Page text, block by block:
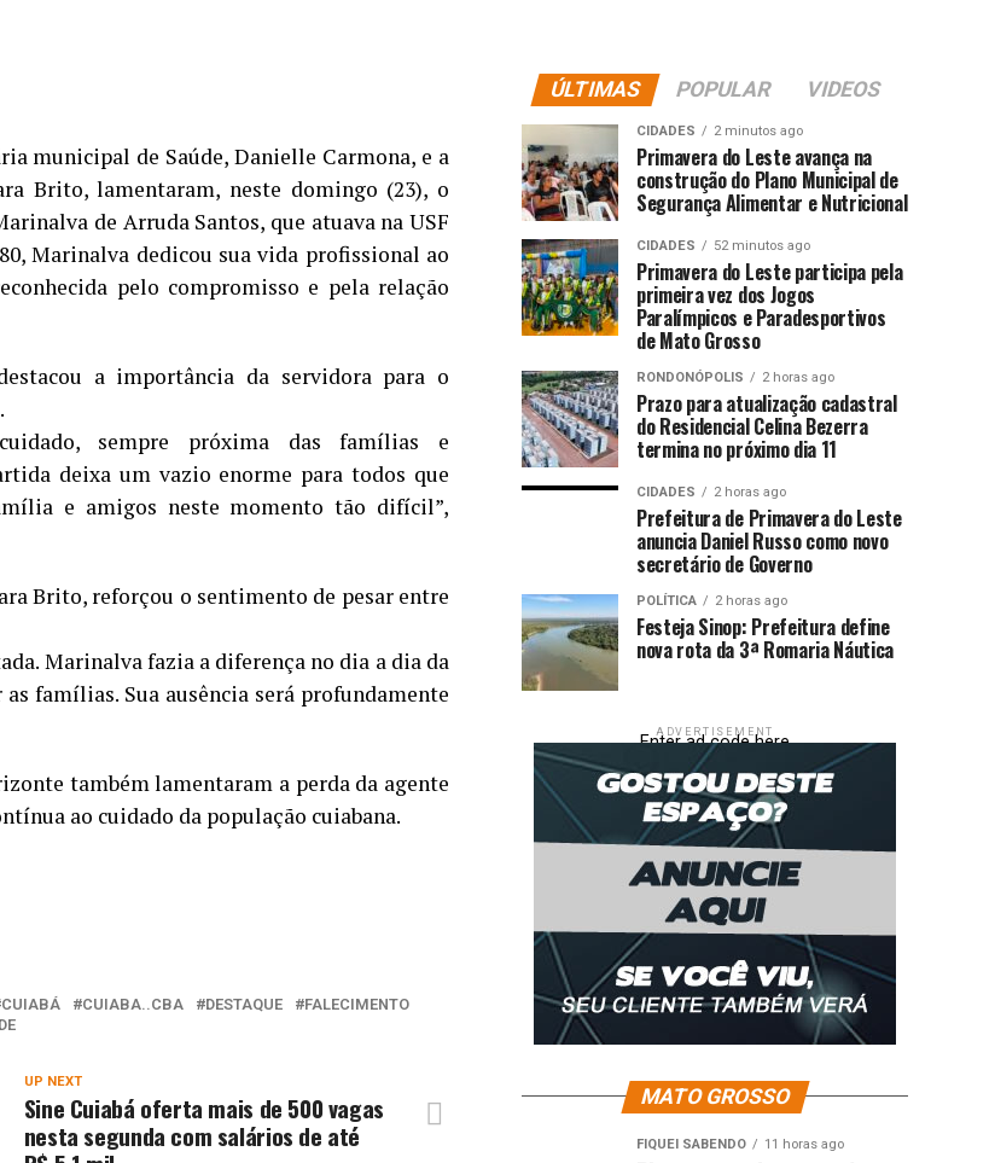
municipal de Saúde, Danielle Carmona, e a
Brito, lamentaram, neste domingo (23), o
de Arruda Santos, que atuava na USF
Marinalva dedicou sua vida profissional ao
pelo compromisso e pela relação
a importância da servidora para o
sempre próxima das famílias e
deixa um vazio enorme para todos que
e amigos neste momento tão difícil”,
Brito, reforçou o sentimento de pesar entre
Marinalva fazia a diferença no dia a dia da
famílias. Sua ausência será profundamente
também lamentaram a perda da agente
ao cuidado da população cuiabana.
CUIABÁ CUIABA..CBA DESTAQUE
FALECIMENTO
UP NEXT
Sine Cuiabá oferta mais de 500 vagas
nesta segunda com salários de até
ÚLTIMAS POPULAR VIDEOS
CIDADES 2 minutos ago
Primavera do Leste avança na
construção do Plano Municipal de
Segurança Alimentar e Nutricional
CIDADES 52 minutos ago
Primavera do Leste participa pela
primeira vez dos Jogos
Paralímpicos e Paradesportivos
de Mato Grosso
RONDONÓPOLIS 2 horas ago
Prazo para atualização cadastral
do Residencial Celina Bezerra
termina no próximo dia 11
CIDADES 2 horas ago
Prefeitura de Primavera do Leste
anuncia Daniel Russo como novo
secretário de Governo
POLÍTICA 2 horas ago
Festeja Sinop: Prefeitura define
nova rota da 3ª Romaria Náutica
ADVERTISEMENT
Enter ad code here
MATO GROSSO
FIQUEI SABENDO 11 horas ago